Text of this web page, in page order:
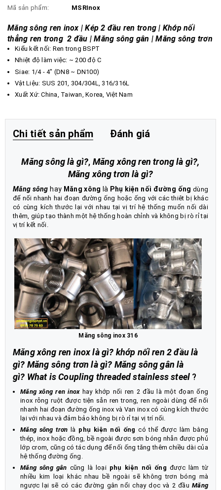
Mã sản phẩm: MSRInox
Măng sông ren inox | Kép 2 đầu ren trong | Khớp nối
thẳng ren trong 2 đầu | Măng sông gân | Măng sông trơn
Kiểu kết nối: Ren trong BSPT
Nhiệt độ làm việc: ~ 200 độ C
Siae: 1/4 - 4" (DN8 ~ DN100)
Vật Liệu: SUS 201, 304/304L, 316/316L
Xuất Xứ: China, Taiwan, Korea, Việt Nam
Chi tiết sản phẩm Đánh giá
Măng sông là gì?, Măng xông ren trong là gì?,
Măng xông trơn là gì?
Măng sông hay Măng xông là Phụ kiện nối đường ống dùng
để nối nhanh hai đoạn đường ống hoặc ống với các thiêt bị khác
có cùng kích thước lại với nhau tại vị trí hệ thống muốn nối dài
thêm, giúp tạo thành một hệ thống hoàn chỉnh và không bị rò rỉ tại
vị trí kết nối.
Măng sông inox 316
Măng xông ren inox là gì? khớp nối ren 2 đầu là
gì? Măng sông trơn là gì? Măng sông gân là
gì? What is Coupling threaded stainless steel ?
Măng xông ren inoxhay khớp nối ren 2 đầu là một đọan ống
inox rỗng ruột được tiện sẵn ren trong, ren ngoài dùng để nối
nhanh hai đoạn đường ống inox và Van inox có cùng kích thước
lại với nhau và đảm bảo không bị rò rỉ tại vị trí nối.
Măng sông trơn là phụ kiện nối ống có thể được làm bằng
thép, inox hoặc đồng, bề ngoài được sơn bóng nhẵn được phủ
lớp crom, cũng có tác dụng để nối ống tăng thêm chiều dài của
hệ thống đường ống.
Măng sông gân cũng là loại phụ kiện nối ống được làm từ
nhiều kim loại khác nhau bề ngoài sẽ không trơn bóng mà
ngược lại sẽ có các đường gân nổi chạy dọc và 2 đầu Măng